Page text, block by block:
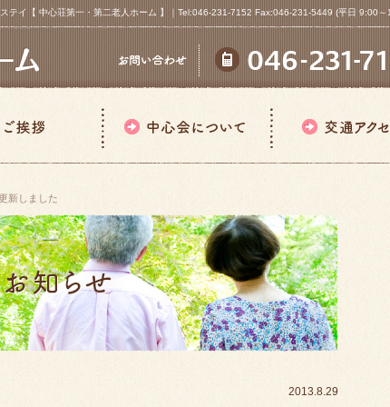
テイ【 中心荘第一・第二老人ホーム 】｜Tel:046-231-7152 Fax:046-231-5449 (平日 9:00
新しました
2013.8.29